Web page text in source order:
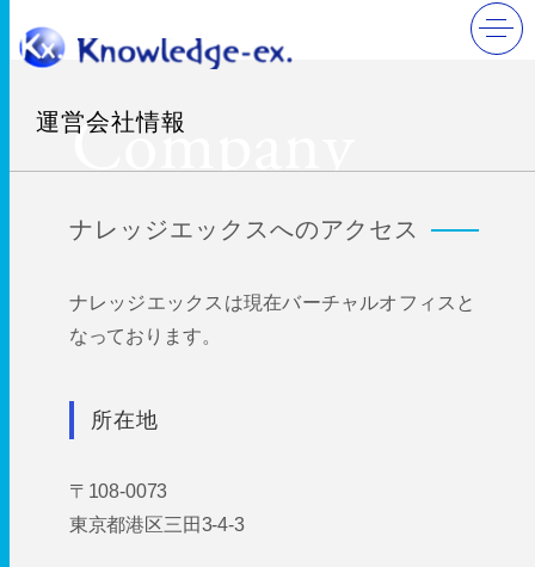
アクセス
Company
Profile
運営会社情報
ナレッジエックスへのアクセス
ナレッジエックスは現在バーチャルオフィスと
なっております。
所在地
〒108-0073
東京都港区三田3-4-3